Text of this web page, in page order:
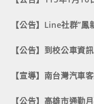
【公告】到校公車資訊